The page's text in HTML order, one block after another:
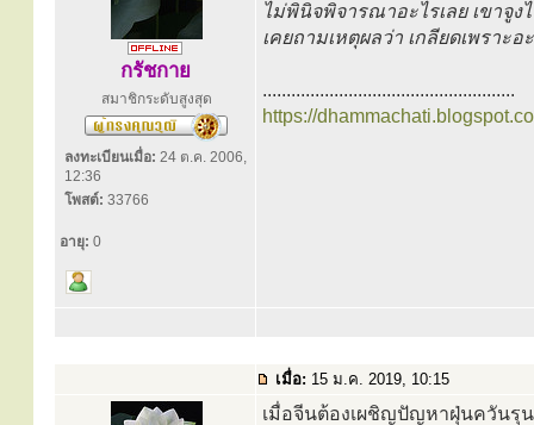
กรัชกาย
สมาชิกระดับสูงสุด
ลงทะเบียนเมื่อ: 24 ต.ค. 2006,
12:36
โพสต์: 33766
อายุ: 0
ไม่พินิจพิจารณาอะไรเลย เขาจูง
เคยถามเหตุผลว่า เกลียดเพราะอ
.....................................................
https://
เมื่อ: 15 ม.ค. 2019, 10:15
เมื่อจีนต้องเผชิญปัญหาฝุ่นควันรุน